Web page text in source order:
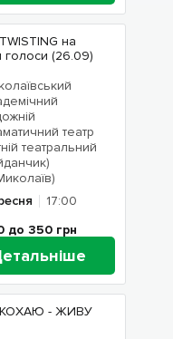
на
голоси (26.09)
театр
театральний
17:00
до 350 грн
- ЖИВУ